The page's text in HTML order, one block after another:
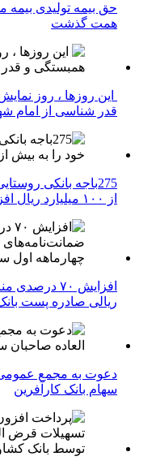
همت گذشت
این روزها ، روز
قدر شناسی از امام
275باجه بانکی
از ۱۰۰ میلیارد ریال افزایش دادند
ریالی صادره پست بانک
دعوت به مجمع عمومی
سهام بانک کارآفرین